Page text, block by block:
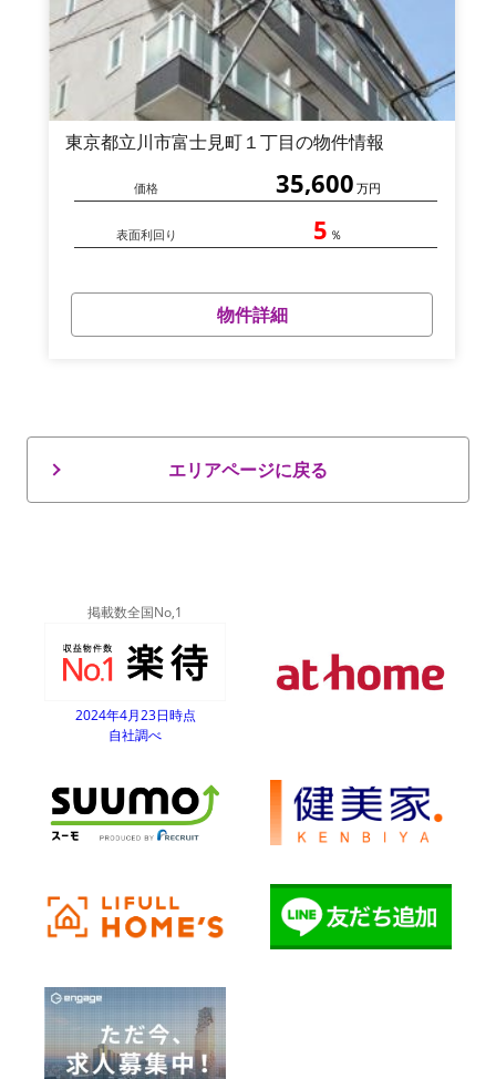
東京都立川市富士見町１丁目の物件情報
価格 35,600 万円
表面利回り 5 ％
物件詳細
エリアページに戻る
掲載数全国No,1
2024年4月23日時点
自社調べ